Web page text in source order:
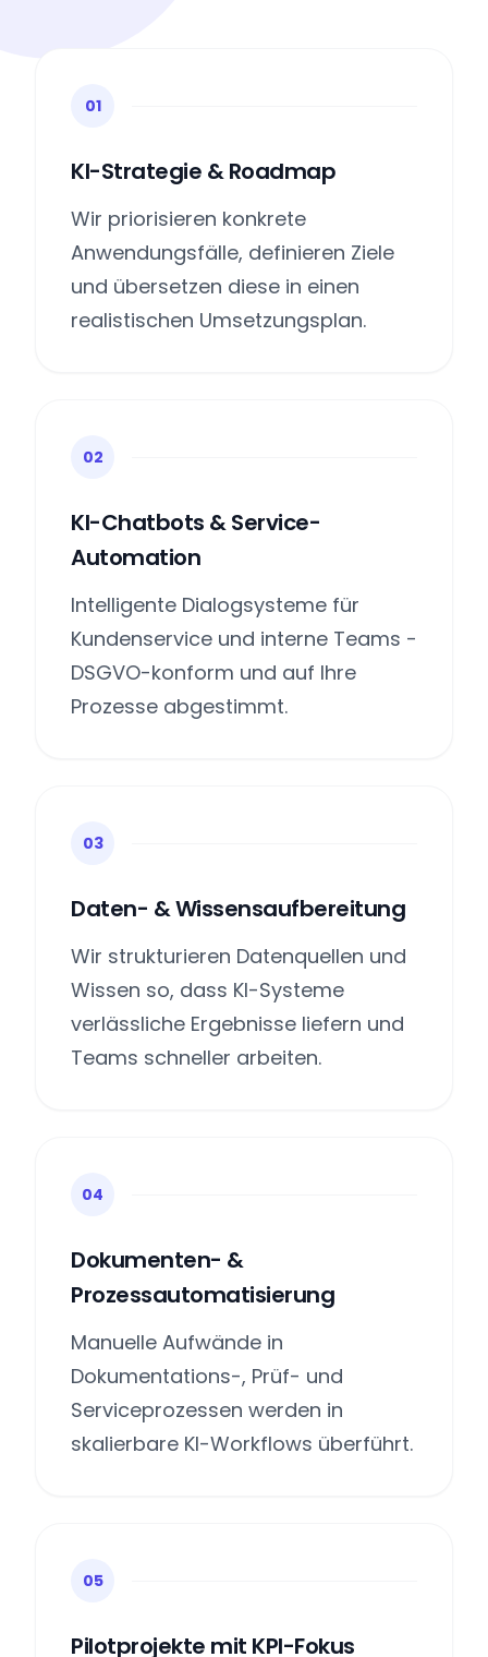
01
KI-Strategie & Roadmap
Wir priorisieren konkrete
Anwendungsfälle, definieren Ziele
und übersetzen diese in einen
realistischen Umsetzungsplan.
02
KI-Chatbots & Service-
Automation
Intelligente Dialogsysteme für
Kundenservice und interne Teams -
DSGVO-konform und auf Ihre
Prozesse abgestimmt.
03
Daten- & Wissensaufbereitung
Wir strukturieren Datenquellen und
Wissen so, dass KI-Systeme
verlässliche Ergebnisse liefern und
Teams schneller arbeiten.
04
Dokumenten- &
Prozessautomatisierung
Manuelle Aufwände in
Dokumentations-, Prüf- und
Serviceprozessen werden in
skalierbare KI-Workflows überführt.
05
Pilotprojekte mit KPI-Fokus